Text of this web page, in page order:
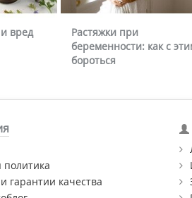
вред
Растяжки при
беременности: как с
бороться
политика
гарантии качества